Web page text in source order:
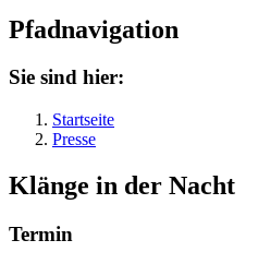
Pfadnavigation
Sie sind hier:
Startseite
Presse
Klänge in der Nacht
Termin